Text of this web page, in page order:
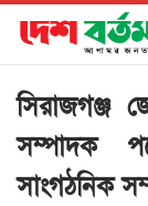
সিরাজগঞ্জ
সম্পাদক
সাংগঠনিক